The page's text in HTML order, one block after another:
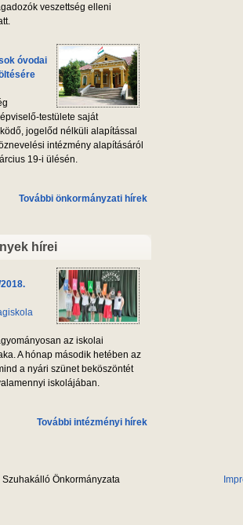
veszettség elleni
óvodai
testülete saját
jogelőd nélküli alapítással
intézmény alapításáról
19-i ülésén.
További önkormányzati hírek
hírei
az iskolai
A hónap második hetében az
a nyári szünet beköszöntét
iskolájában.
További intézményi hírek
Önkormányzata